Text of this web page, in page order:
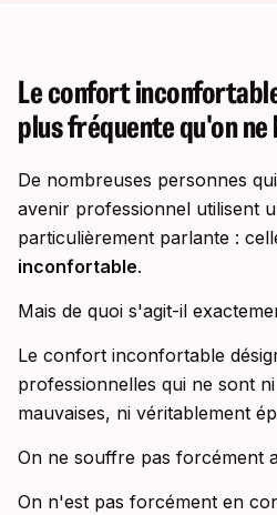
Le confort
plus fréquente qu'on ne
De nombreuses personnes
avenir professionnel utilisent
particulièrement parlante :
inconfortable.
Mais de quoi s'agit-il
Le confort inconfortable
professionnelles qui ne sont
mauvaises, ni véritablement
On ne souffre pas forcément
On n'est pas forcément en